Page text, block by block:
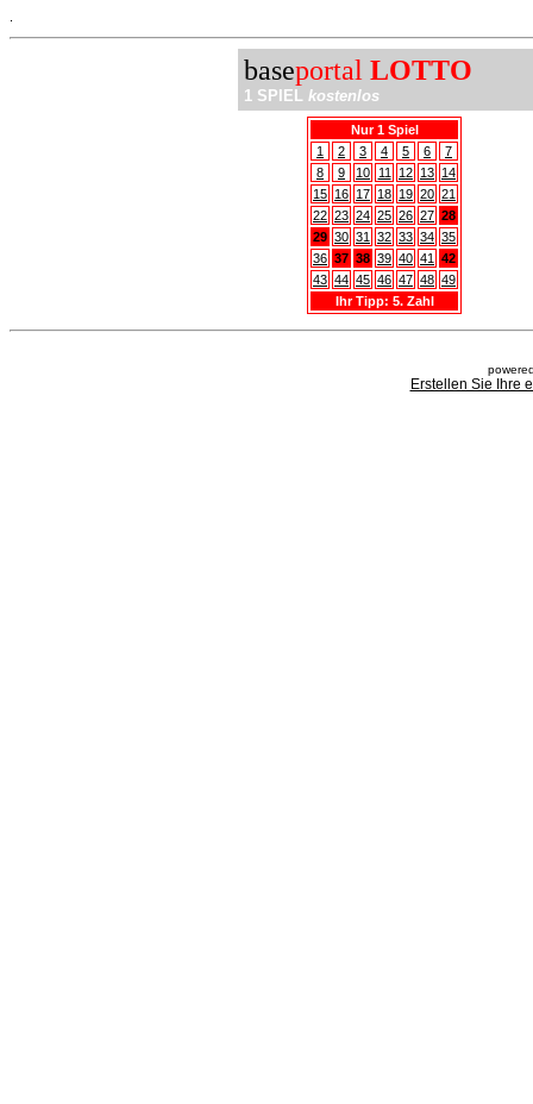
baseportal LOTTO
1 SPIEL kostenlos
Nur 1 Spiel
1
2 3 4 5 6
7
8
9 10 11 12 13 14
15 16 17 18 19 20 21
22 23 24 25 26 27 28
29 30 31 32 33 34 35
36 37 38 39 40 41
42
43 44 45 46 47 48 49
Ihr Tipp: 5. Zahl
Erstellen Sie Ihre